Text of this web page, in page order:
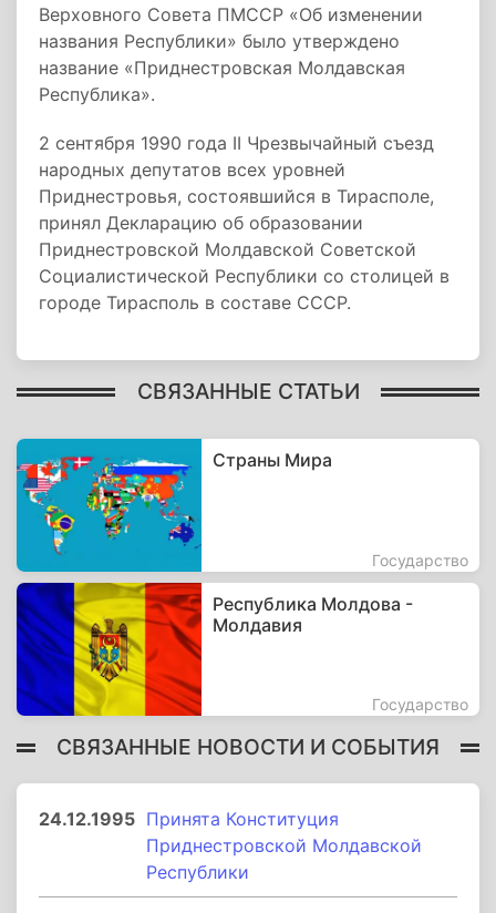
Верховного Совета ПМССР «Об изменении
названия Республики» было утверждено
название «Приднестровская Молдавская
Республика».
2 сентября 1990 года II Чрезвычайный съезд
народных депутатов всех уровней
Приднестровья, состоявшийся в Тирасполе,
принял Декларацию об образовании
Приднестровской Молдавской Советской
Социалистической Республики со столицей в
городе Тирасполь в составе СССР.
СВЯЗАННЫЕ СТАТЬИ
Страны Мира
Государство
Республика Молдова -
Молдавия
Государство
СВЯЗАННЫЕ НОВОСТИ И СОБЫТИЯ
24.12.1995 Принята Конституция
Приднестровской Молдавской
Республики